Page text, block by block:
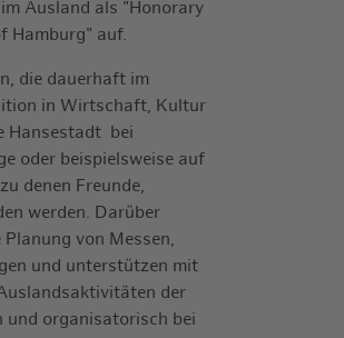
Ausland als "Honorary
Hamburg" auf.
die dauerhaft im
in Wirtschaft, Kultur
Hansestadt bei
oder beispielsweise auf
denen Freunde,
werden. Darüber
von Messen,
und unterstützen mit
der
und organisatorisch bei